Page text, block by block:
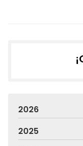
2026
2025